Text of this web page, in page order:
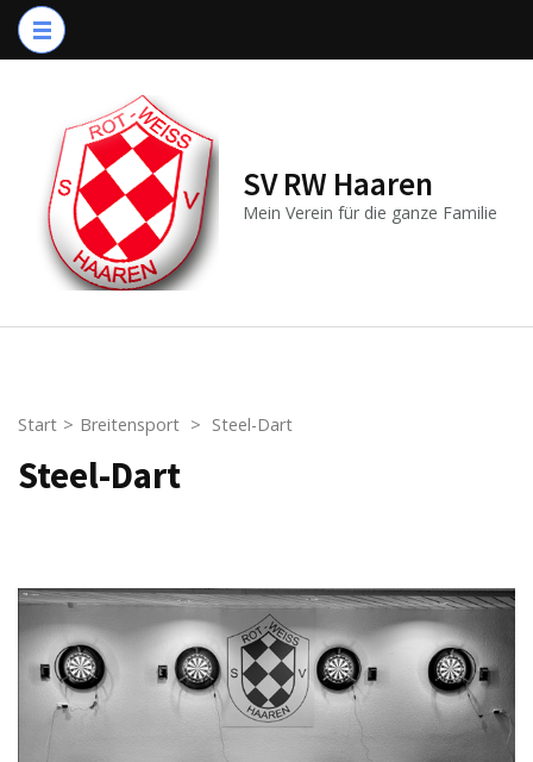
Zum
Inhalt
drücken)
SV RW Haaren
Mein Verein für die ganze Familie
Start > Breitensport > Steel-Dart
Steel-Dart